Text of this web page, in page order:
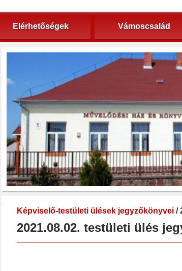
Elérhetőségek Vámoscsalád
Képviselő-testületi ülések jegyzőkönyvei /
2021.08.02. testületi ülés